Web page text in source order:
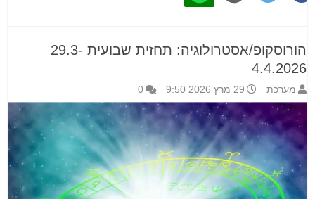
הורוסקופ/אסטרולוגיה: תחזית שבועית 29.3-
4.4.2026
מערכת 29 מרץ 2026 9:50 0